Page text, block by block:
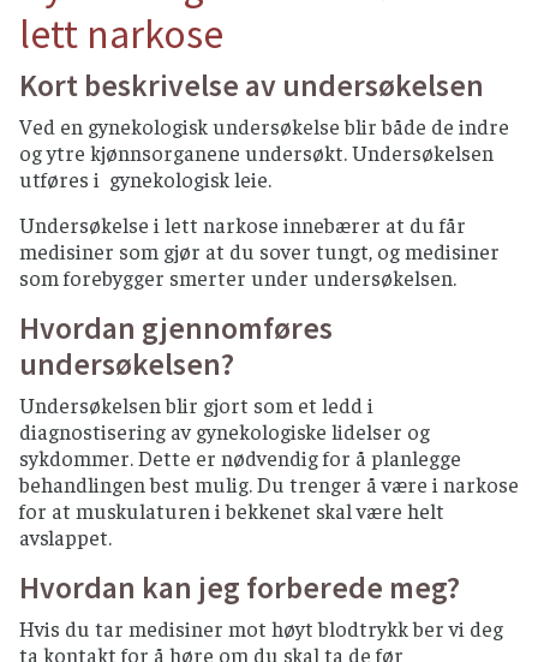
lett narkose
Kort beskrivelse av undersøkelsen
Ved en gynekologisk undersøkelse blir både de indre
og ytre kjønnsorganene undersøkt. Undersøkelsen
utføres i gynekologisk leie.
Undersøkelse i lett narkose innebærer at du får
medisiner som gjør at du sover tungt, og medisiner
som forebygger smerter under undersøkelsen.
Hvordan gjennomføres
undersøkelsen?
Undersøkelsen blir gjort som et ledd i
diagnostisering av gynekologiske lidelser og
sykdommer. Dette er nødvendig for å planlegge
behandlingen best mulig. Du trenger å være i narkose
for at muskulaturen i bekkenet skal være helt
avslappet.
Hvordan kan jeg forberede meg?
Hvis du tar medisiner mot høyt blodtrykk ber vi deg
ta kontakt for å høre om du skal ta de før